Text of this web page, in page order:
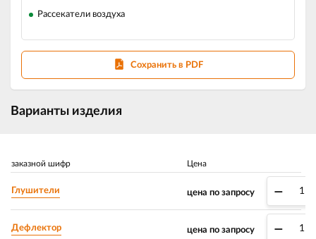
Рассекатели воздуха
Сохранить в PDF
Варианты изделия
заказной шифр Цена
Глушители цена по запросу –
Дефлектор цена по запросу –